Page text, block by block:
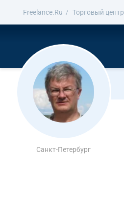
Freelance.Ru Торговый центр
Санкт-Петербург